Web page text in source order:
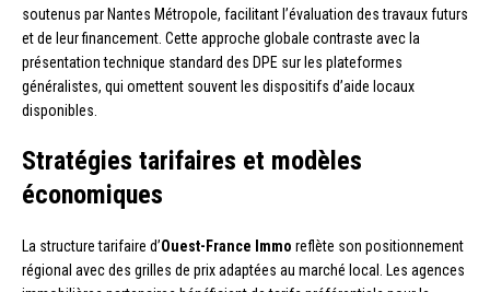
soutenus par Nantes Métropole, facilitant l’évaluation des travaux futurs
et de leur financement. Cette approche globale contraste avec la
présentation technique standard des DPE sur les plateformes
généralistes, qui omettent souvent les dispositifs d’aide locaux
disponibles.
Stratégies tarifaires et modèles
économiques
La structure tarifaire d’Ouest-France Immo reflète son positionnement
régional avec des grilles de prix adaptées au marché local. Les agences